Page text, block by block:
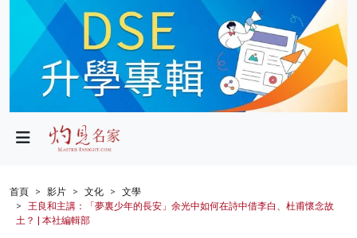
政局
財經
生活
首頁 影片 文化
文學
王良和主講：「夢裏少年的長安」余光中如何在詩中借李白、杜甫懷念故
土？ | 本社編輯部